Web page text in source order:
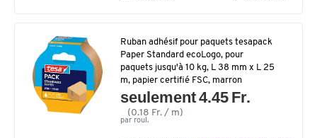
Ruban adhésif pour paquets tesapack
Paper Standard ecoLogo, pour
paquets jusqu'à 10 kg, L 38 mm x L 25
m, papier certifié FSC, marron
seulement 4.45 Fr.
(0.18 Fr. / m)
par roul.